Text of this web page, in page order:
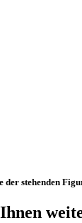
stehenden